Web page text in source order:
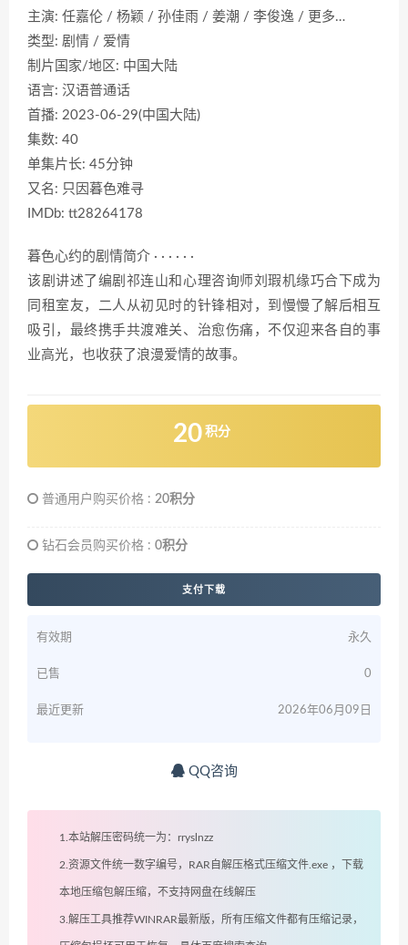
主演: 任嘉伦 / 杨颖 / 孙佳雨 / 姜潮 / 李俊逸 / 更多…
类型: 剧情 / 爱情
制片国家/地区: 中国大陆
语言: 汉语普通话
首播: 2023-06-29(中国大陆)
集数: 40
单集片长: 45分钟
又名: 只因暮色难寻
IMDb: tt28264178
暮色心约的剧情简介 · · · · · ·
该剧讲述了编剧祁连山和心理咨询师刘瑕机缘巧合下成为
同租室友，二人从初见时的针锋相对，到慢慢了解后相互
吸引，最终携手共渡难关、治愈伤痛，不仅迎来各自的事
业高光，也收获了浪漫爱情的故事。
20 积分
普通用户购买价格 : 20积分
钻石会员购买价格 : 0积分
支付下载
有效期 永久
已售 0
最近更新 2026年06月09日
QQ咨询
1.本站解压密码统一为：rryslnzz
2.资源文件统一数字编号，RAR自解压格式压缩文件.exe ，下载
本地压缩包解压缩，不支持网盘在线解压
3.解压工具推荐WINRAR最新版，所有压缩文件都有压缩记录，